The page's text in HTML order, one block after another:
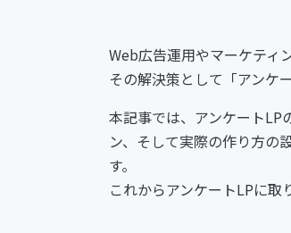
Web広告運用やマーケティ
その解決策として「アンケ
本記事では、アンケートLP
ン、そして実際の作り方の
す。
これからアンケートLPに取